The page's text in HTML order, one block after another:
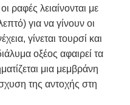
ραφές λειαίνονται με
για να γίνουν οι
γίνεται τουρσί και
οξέος αφαιρεί τα
μια μεμβράνη
της αντοχής στη